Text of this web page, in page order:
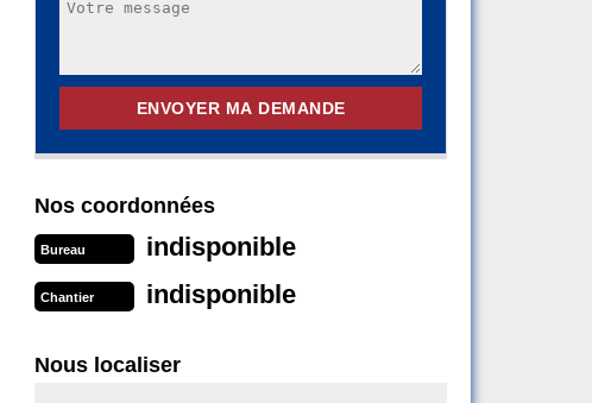
Nos coordonnées
Bureau indisponible
Chantier indisponible
Nous localiser